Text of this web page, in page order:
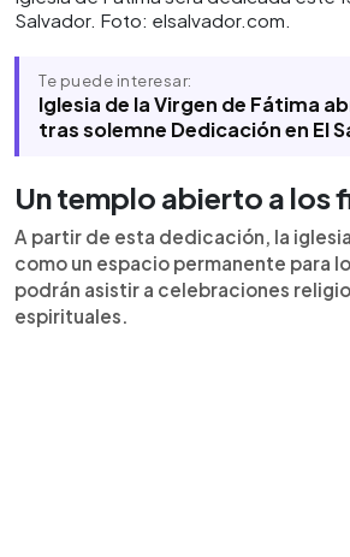
Salvador. Foto: elsalvador.com.
Te puede interesar:
Iglesia de la Virgen de Fátima
tras solemne Dedicación en El
Un templo abierto a los
A partir de esta dedicación, la
como un espacio permanente para
podrán asistir a celebraciones
espirituales.